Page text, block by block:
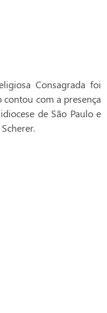
Consagrada foi
com a presença
de São Paulo e